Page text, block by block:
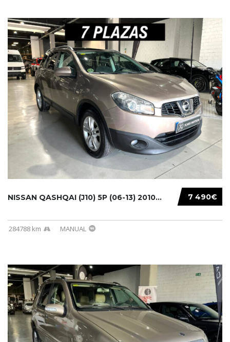
7 490€
NISSAN QASHQAI (J10) 5P (06-13) 2010...
284788 km MANUAL